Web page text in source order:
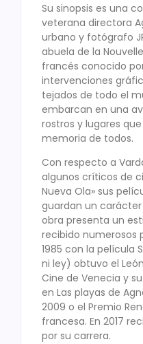
Su sinopsis es una
veterana directora
urbano y fotógrafo
abuela de la
francés conocido
intervenciones
tejados de todo el
embarcan en una
rostros y lugares
memoria de todos.
Con respecto a
algunos críticos de
Nueva Ola» sus
guardan un carácter
obra presenta un
recibido numerosos
1985 con la película
ni ley) obtuvo el
Cine de Venecia y
en Las playas de
2009 o el Premio
francesa. En 2017
por su carrera.